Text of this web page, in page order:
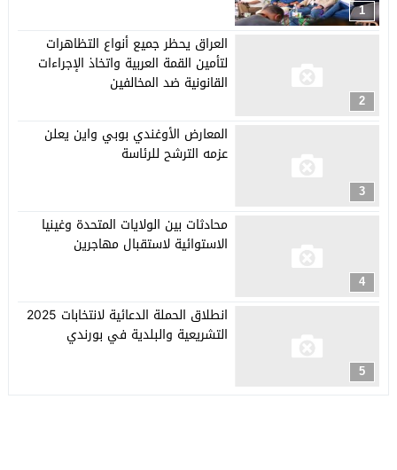
1
2
العراق يحظر جميع أنواع التظاهرات
لتأمين القمة العربية واتخاذ الإجراءات
القانونية ضد المخالفين
3
المعارض الأوغندي بوبي واين يعلن
عزمه الترشح للرئاسة
4
محادثات بين الولايات المتحدة وغينيا
الاستوائية لاستقبال مهاجرين
5
انطلاق الحملة الدعائية لانتخابات 2025
التشريعية والبلدية في بورندي